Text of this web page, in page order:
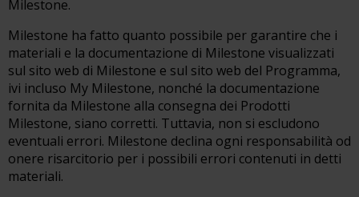
Milestone.
Milestone ha fatto quanto possibile per garantire che i
materiali e la documentazione di Milestone visualizzati
sul sito web di Milestone e sul sito web del Programma,
ivi incluso My Milestone, nonché la documentazione
fornita da Milestone alla consegna dei Prodotti
Milestone, siano corretti. Tuttavia, non si escludono
eventuali errori. Milestone declina ogni responsabilità od
onere risarcitorio per i possibili errori contenuti in detti
materiali.